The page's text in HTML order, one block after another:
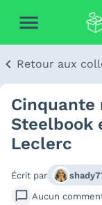
Retour aux
Cinquante
Steelbook
Leclerc
Écrit par
Aucun